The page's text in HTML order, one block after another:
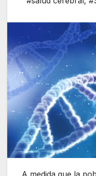
A medida que la